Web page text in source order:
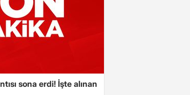
sona erdi! İşte alınan